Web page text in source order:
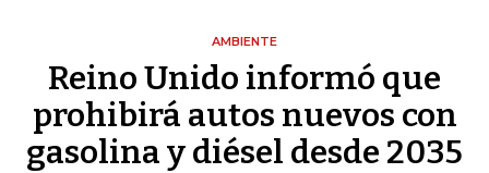
AMBIENTE
Reino Unido informó que
prohibirá autos nuevos con
gasolina y diésel desde 2035